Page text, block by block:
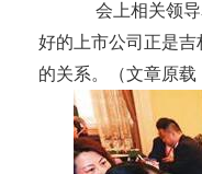
会上相关领
好的上市公司正是
的关系。（文章原载